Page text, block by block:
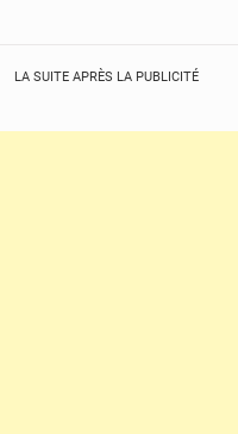
LA SUITE APRÈS LA PUBLICITÉ